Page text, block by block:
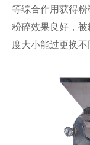
等综合作用获得粉
粉碎效果良好，
度大小能过更换不